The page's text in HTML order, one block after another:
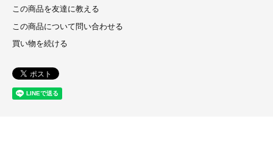
この商品を友達に教える
この商品について問い合わせる
買い物を続ける